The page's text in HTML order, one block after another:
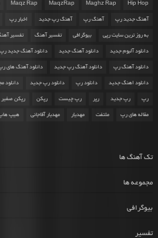
Hip Hop
Maghz Rap
MaqzRap
Maqz Rap
آهنگ جدید رپ آهنگ رپ آهنگ رپ جدید اخبار رپ
به روز ترین سایت رپی بیوگرافی تفسیر آهنگ تفسیر
دانلود آلبوم جدید دانلود آهنگ جدید دانلود آهنگ جدید رپ
دانلود آهنگ رپ دانلود آهنگ رپ جدید دانلود آهنگ های
دانلود اهنگ جدید دانلود رپ دانلود رپ جدید دانلود
رپ رپ جدید رپر رپ چیست رپکن رپکن صفیر
مقاله های رپ ملتفت مهدیار مهدیار آقاجانی هیپ
تک آهنگ ها
مجموعه ها
بیوگرافی
تفسیر